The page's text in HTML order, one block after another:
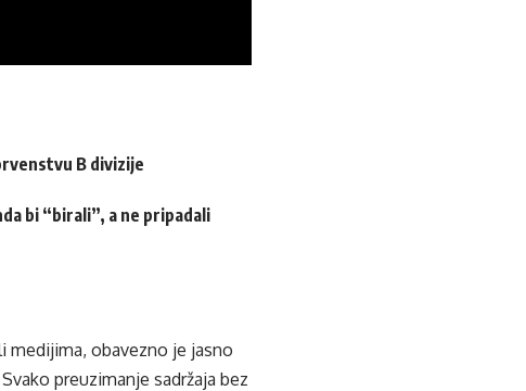
B divizije
bi “birali”, a ne pripadali
medijima, obavezno je jasno
Svako preuzimanje sadržaja bez